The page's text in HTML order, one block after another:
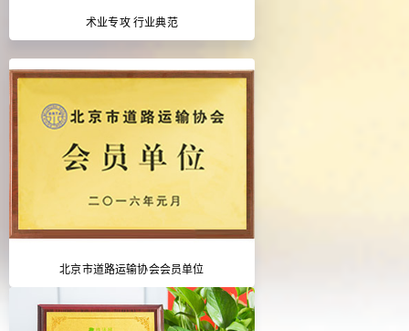
术业专攻 行业典范
北京市道路运输协会会员单位